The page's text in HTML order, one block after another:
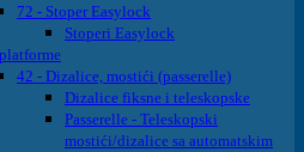
72 - Stoper Easylock
Stoperi Easylock
42 - Dizalice, mostići (passerelle)
Dizalice fiksne i teleskopske
Passerelle - Teleskopski
mostići/dizalice sa automatskim